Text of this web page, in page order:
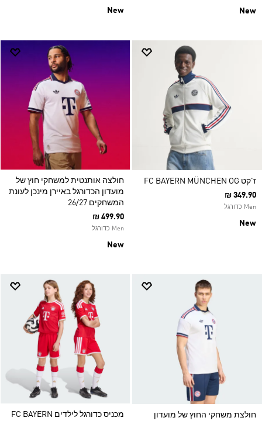
New
New
ז'קט FC BAYERN MÜNCHEN OG
₪ 349.90
Men כדורגל
New
חולצה אותנטית למשחקי חוץ של
מועדון הכדורגל באיירן מינכן לעונת
המשחקים 26/27
₪ 499.90
Men כדורגל
New
חולצת משחקי החוץ של מועדון
מכניס כדורגל לילדים FC BAYERN